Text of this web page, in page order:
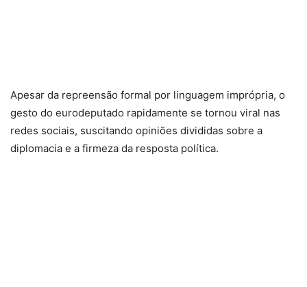
Apesar da repreensão formal por linguagem imprópria, o
gesto do eurodeputado rapidamente se tornou viral nas
redes sociais, suscitando opiniões divididas sobre a
diplomacia e a firmeza da resposta política.